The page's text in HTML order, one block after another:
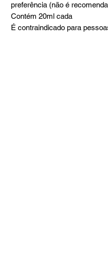
preferência (não é
Contém 20ml cada
É contraindicado para